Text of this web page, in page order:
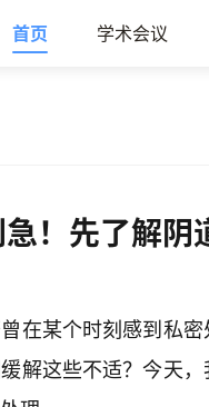
首页 学术会议
！先了解阴
在某个时刻感到私
解这些不适？今天